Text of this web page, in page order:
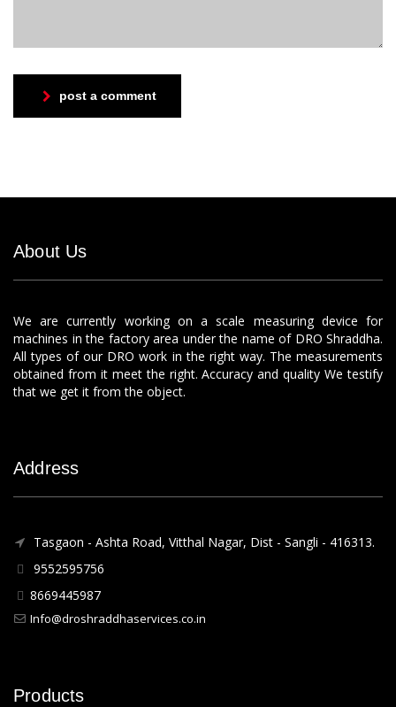
post a comment
About Us
We are currently working on a scale measuring device for
machines in the factory area under the name of DRO Shraddha.
All types of our DRO work in the right way. The measurements
obtained from it meet the right. Accuracy and quality We testify
that we get it from the object.
Address
Tasgaon - Ashta Road, Vitthal Nagar, Dist - Sangli - 416313.
9552595756
8669445987
Info@droshraddhaservices.co.in
Products